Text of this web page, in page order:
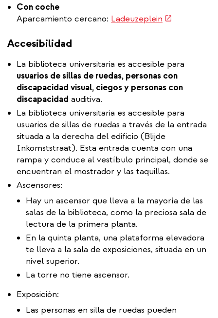
Con coche
Aparcamiento cercano: Ladeuzeplein (link
Accesibilidad
La biblioteca universitaria es accesible para
usuarios de sillas de ruedas, personas con
discapacidad visual, ciegos y personas con
discapacidad auditiva.
La biblioteca universitaria es accesible para
usuarios de sillas de ruedas a través de la entrada
situada a la derecha del edificio (Blijde
Inkomststraat). Esta entrada cuenta con una
rampa y conduce al vestíbulo principal, donde se
encuentran el mostrador y las taquillas.
Ascensores:
Hay un ascensor que lleva a la mayoría de las
salas de la biblioteca, como la preciosa sala de
lectura de la primera planta.
En la quinta planta, una plataforma elevadora
te lleva a la sala de exposiciones, situada en un
nivel superior.
La torre no tiene ascensor.
Exposición:
Las personas en silla de ruedas pueden